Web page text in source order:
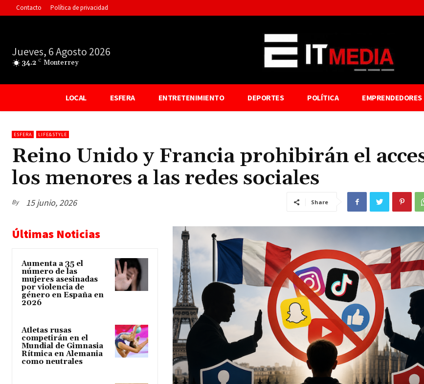
Contacto Política de privacidad
Jueves, 6 Agosto 2026
34.2 C Monterrey
LOCAL ESFERA ENTRETENIMIENTO DEPORTES POLÍTICA EMPRENDEDORES
ESFERA LIFE&STYLE
Reino Unido y Francia prohibirán el
los menores a las redes sociales
By 15 junio, 2026 Share
Últimas Noticias
Aumenta a 35 el
número de las
mujeres asesinadas
por violencia de
género en España en
2026
Atletas rusas
competirán en el
Mundial de Gimnasia
Rítmica en Alemania
como neutrales